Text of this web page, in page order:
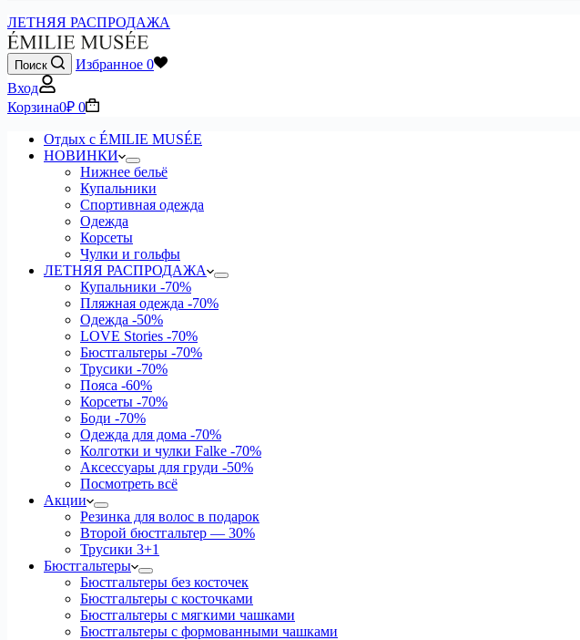
ЛЕТНЯЯ РАСПРОДАЖА
Поиск Избранное 0
Вход
Корзина0₽ 0
Отдых с ÉMILIE MUSÉE
НОВИНКИ
Нижнее бельё
Купальники
Спортивная одежда
Одежда
Корсеты
Чулки и гольфы
ЛЕТНЯЯ РАСПРОДАЖА
Купальники -70%
Пляжная одежда -70%
Одежда -50%
LOVE Stories -70%
Бюстгальтеры -70%
Трусики -70%
Пояса -60%
Корсеты -70%
Боди -70%
Одежда для дома -70%
Колготки и чулки Falke -70%
Аксессуары для груди -50%
Посмотреть всё
Акции
Резинка для волос в подарок
Второй бюстгальтер — 30%
Трусики 3+1
Бюстгальтеры
Бюстгальтеры без косточек
Бюстгальтеры с косточками
Бюстгальтеры с мягкими чашками
Бюстгальтеры с формованными чашками